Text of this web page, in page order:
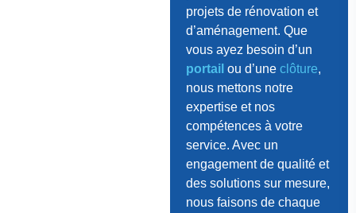
projets de rénovation et
d’aménagement. Que
vous ayez besoin d’un
portail ou d’une clôture,
nous mettons notre
expertise et nos
compétences à votre
service. Avec un
engagement de qualité et
des solutions sur mesure,
nous faisons de chaque